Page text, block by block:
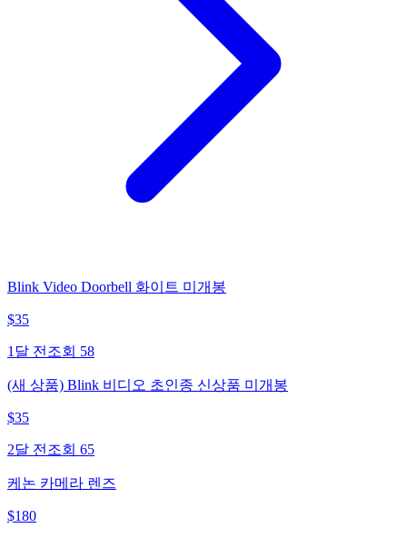
Blink Video Doorbell 화이트 미개봉
$35
1달 전 조회 58
(새 상품) Blink 비디오 초인종 신상품 미개봉
$35
2달 전 조회 65
케논 카메라 렌즈
$180